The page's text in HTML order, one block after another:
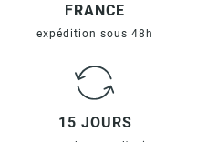
FRANCE
expédition sous 48h
15 JOURS